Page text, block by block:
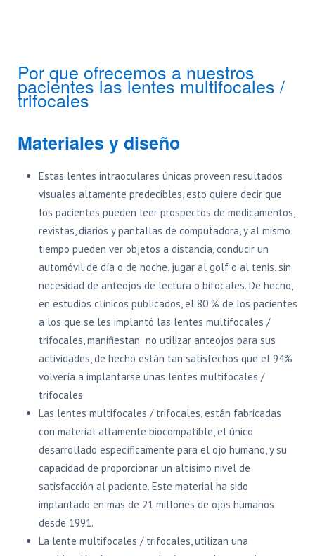
Por que ofrecemos a nuestros
pacientes las lentes multifocales /
trifocales
Materiales y diseño
Estas lentes intraoculares únicas proveen resultados
visuales altamente predecibles, esto quiere decir que
los pacientes pueden leer prospectos de medicamentos,
revistas, diarios y pantallas de computadora, y al mismo
tiempo pueden ver objetos a distancia, conducir un
automóvil de día o de noche, jugar al golf o al tenis, sin
necesidad de anteojos de lectura o bifocales. De hecho,
en estudios clínicos publicados, el 80 % de los pacientes
a los que se les implantó las lentes multifocales /
trifocales, manifiestan no utilizar anteojos para sus
actividades, de hecho están tan satisfechos que el 94%
volvería a implantarse unas lentes multifocales /
trifocales.
Las lentes multifocales / trifocales, están fabricadas
con material altamente biocompatible, el único
desarrollado específicamente para el ojo humano, y su
capacidad de proporcionar un altísimo nivel de
satisfacción al paciente. Este material ha sido
implantado en mas de 21 millones de ojos humanos
desde 1991.
La lente multifocales / trifocales, utilizan una